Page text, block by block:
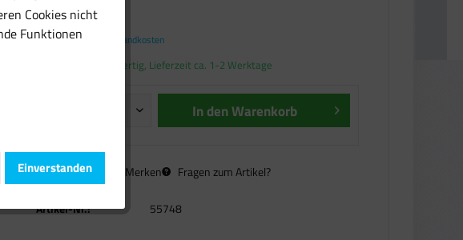
46,38 € *
inkl. MwSt. zzgl. Versandkosten
Sofort versandfertig, Lieferzeit ca. 1-2 Werktage
In denWarenkorb
Vergleichen Merken Fragen zum Artikel?
Artikel-Nr.: 55748
Cookies nicht
Funktionen
Einverstanden